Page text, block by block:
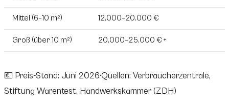
Mittel (6–10 m²) 12.000–20.000 €
Groß (über 10 m²) 20.000–25.000 € +
💶 Preis-Stand: Juni 2026·Quellen: Verbraucherzentrale,
Stiftung Warentest, Handwerkskammer (ZDH)